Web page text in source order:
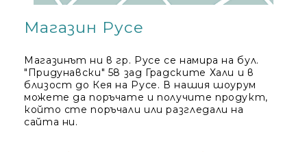
Магазин Русе
Mагазинът ни в гр. Русе се намира на бул.
"Придунавски" 58 зад Градските Хали и в
близост до Кея на Русе. В нашия шоурум
можете да поръчате и получите продукт,
който сте поръчали или разгледали на
сайта ни.